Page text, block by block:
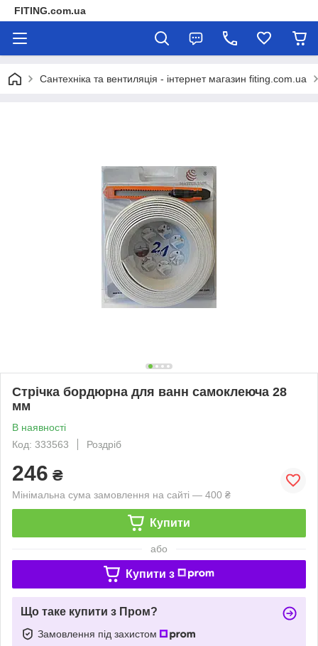
FITING.com.ua
Сантехніка та вентиляція - інтернет магазин fiting.com.ua
Стрічка бордюрна для ванн самоклеюча 28
мм
В наявності
Код: 333563
Роздріб
246 ₴
Мінімальна сума замовлення на сайті — 400 ₴
Купити
або
Купити з
Що таке купити з Пром?
Замовлення під захистом